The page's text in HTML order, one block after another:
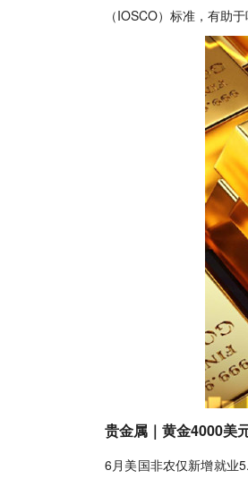
（IOSCO）标准，有助
贵金属｜黄金4000美
6月美国非农仅新增就业